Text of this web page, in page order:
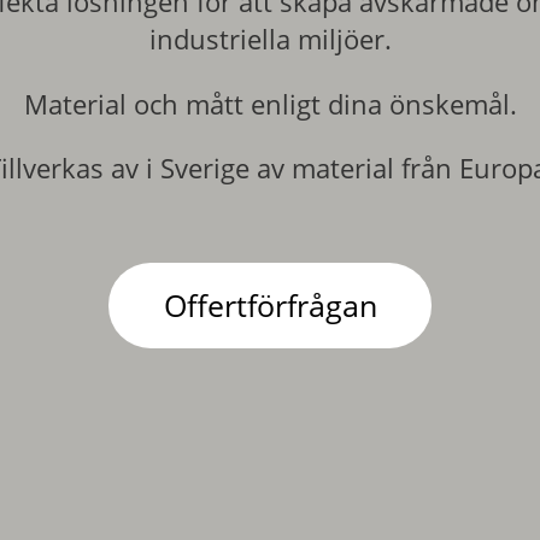
industriella miljöer.
Material och mått enligt dina önskemål.
av i Sverige av material från
Offertförfrågan